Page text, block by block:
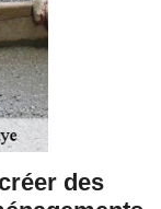
des